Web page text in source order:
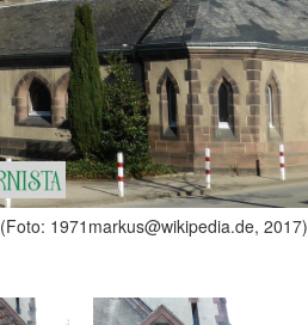
(Foto: 1971markus@wikipedia.de, 2017)